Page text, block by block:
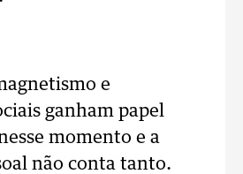
e
ganham papel
momento e a
não conta tanto.